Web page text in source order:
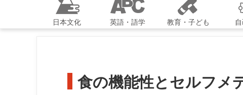
日本文化 英語・語学 教育・子ども
食の機能性とセルフメ